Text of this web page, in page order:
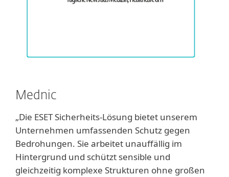
Mednic
„Die ESET Sicherheits-Lösung bietet unserem
Unternehmen umfassenden Schutz gegen
Bedrohungen. Sie arbeitet unauffällig im
Hintergrund und schützt sensible und
gleichzeitig komplexe Strukturen ohne großen